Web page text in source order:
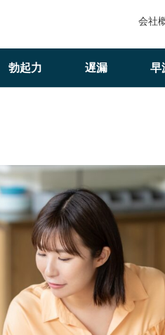
会社
勃起力 遅漏 早
い｜会う時の温度感で見極め